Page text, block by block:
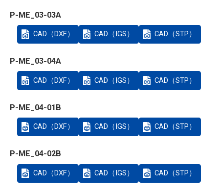
P-ME_03-03A
CAD（DXF） CAD（IGS） CAD（STP）
P-ME_03-04A
CAD（DXF） CAD（IGS） CAD（STP）
P-ME_04-01B
CAD（DXF） CAD（IGS） CAD（STP）
P-ME_04-02B
CAD（DXF） CAD（IGS） CAD（STP）